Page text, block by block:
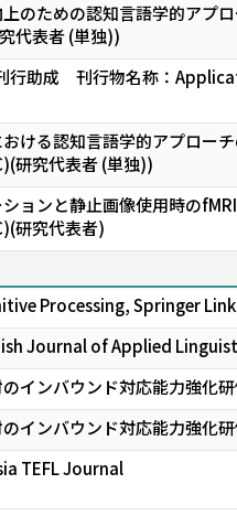
のための認知言語学的アプ
代表者 (単独))
行助成 刊行物名称：
ける認知言語学的アプロー
研究代表者 (単独))
ョンと静止画像使用時の
研究代表者)
Processing, Springer
Journal of Applied
インバウンド対応能力強化
インバウンド対応能力強化
TEFL Journal